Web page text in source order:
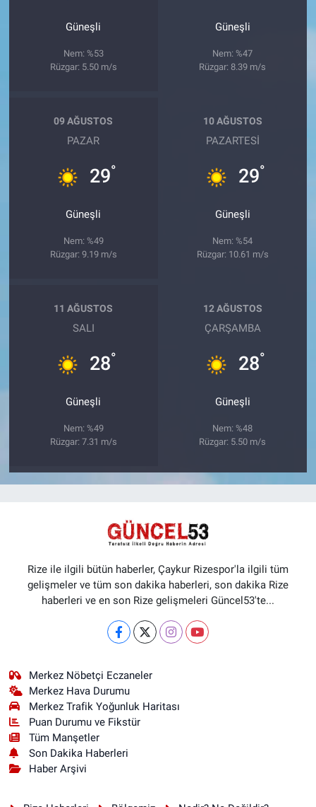
Güneşli
Nem: %53
Rüzgar: 5.50 m/s
Güneşli
Nem: %47
Rüzgar: 8.39 m/s
09 AĞUSTOS
PAZAR
29°
Güneşli
Nem: %49
Rüzgar: 9.19 m/s
10 AĞUSTOS
PAZARTESI
29°
Güneşli
Nem: %54
Rüzgar: 10.61 m/s
11 AĞUSTOS
SALI
28°
Güneşli
Nem: %49
Rüzgar: 7.31 m/s
12 AĞUSTOS
ÇARŞAMBA
28°
Güneşli
Nem: %48
Rüzgar: 5.50 m/s
Rize ile ilgili bütün haberler, Çaykur Rizespor'la ilgili tüm
gelişmeler ve tüm son dakika haberleri, son dakika Rize
haberleri ve en son Rize gelişmeleri Güncel53'te...
Merkez Nöbetçi Eczaneler
Merkez Hava Durumu
Merkez Trafik Yoğunluk Haritası
Puan Durumu ve Fikstür
Tüm Manşetler
Son Dakika Haberleri
Haber Arşivi